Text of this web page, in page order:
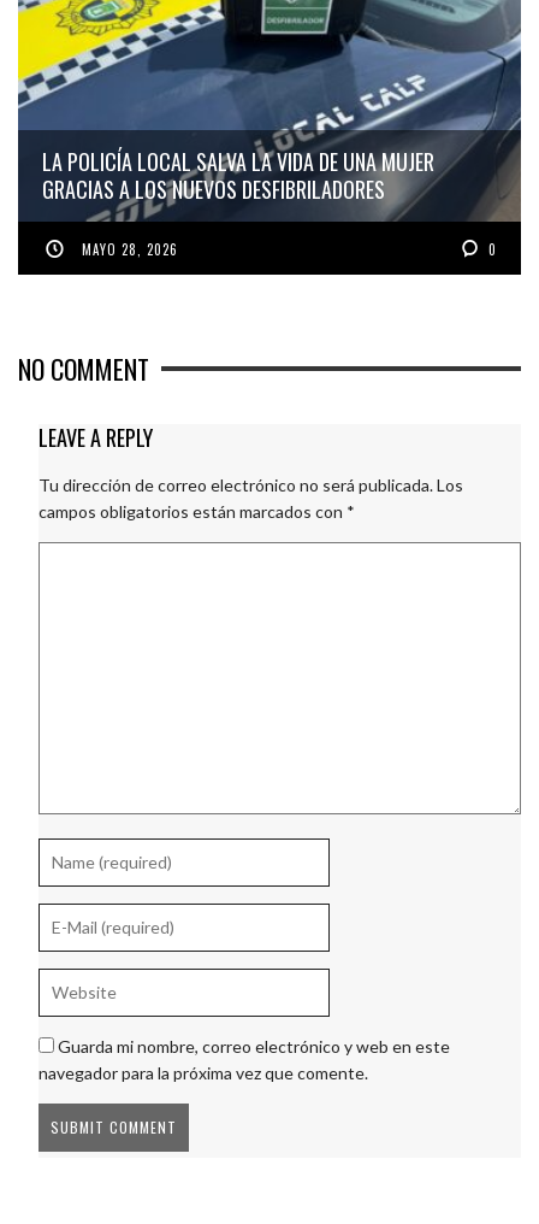
LA POLICÍA LOCAL SALVA LA VIDA DE UNA MUJER
GRACIAS A LOS NUEVOS DESFIBRILADORES
MAYO 28, 2026 0
NO COMMENT
LEAVE A REPLY
Tu dirección de correo electrónico no será publicada.Los
campos obligatorios están marcados con *
Guarda mi nombre, correo electrónico y web en este
navegador para la próxima vez que comente.